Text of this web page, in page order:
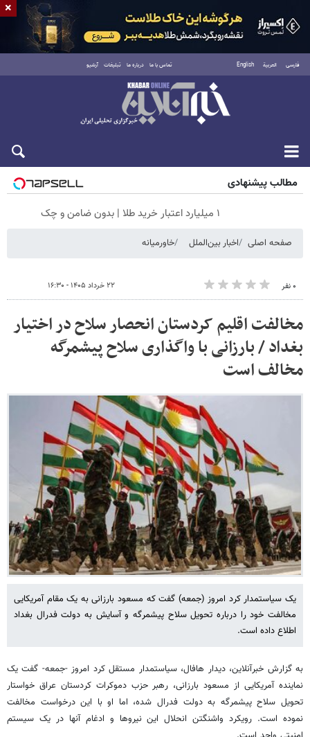
فارسی العربية English تماس با ما درباره ما تبلیغات آرشیو
شنبه ۱۷ مرداد ۱۴۰۵
مطالب پیشنهادی
۱ میلیارد اعتبار خرید طلا | بدون ضامن و چک
صفحه اصلی اخبار بین‌الملل خاورمیانه
۰ نفر ۲۲ خرداد ۱۴۰۵ - ۱۶:۳۰
مخالفت اقلیم کردستان انحصار سلاح در اختیار
بغداد / بارزانی با واگذاری سلاح پیشمرگه
مخالف است
یک سیاستمدار کرد امروز (جمعه) گفت که مسعود بارزانی به یک مقام آمریکایی
مخالفت خود را درباره تحویل سلاح پیشمرگه و آسایش به دولت فدرال بغداد
اطلاع داده است.
به گزارش خبرآنلاین، دیدار هافال، سیاستمدار مستقل کرد امروز -جمعه- گفت یک
نماینده آمریکایی از مسعود بارزانی، رهبر حزب دموکرات کردستان عراق خواستار
تحویل سلاح پیشمرگه به دولت فدرال شده، اما او با این درخواست مخالفت
نموده است. رویکرد واشنگتن انحلال این نیروها و ادغام آنها در یک سیستم
×